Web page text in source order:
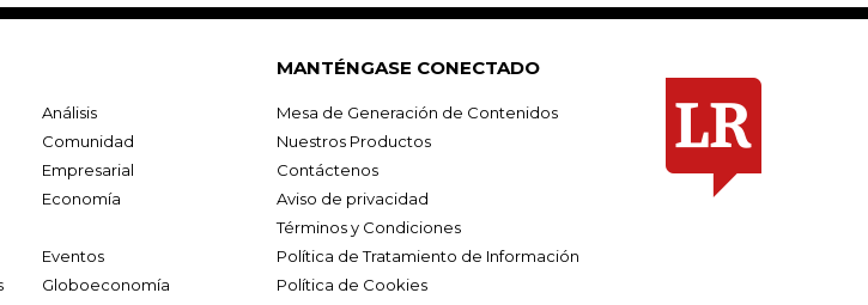
Análisis
Comunidad
Empresarial
Economía
Eventos
Globoeconomía
MANTÉNGASE CONECTADO
Mesa de Generación de Contenidos
Nuestros Productos
Contáctenos
Aviso de privacidad
Términos y Condiciones
Política de Tratamiento de Información
Política de Cookies